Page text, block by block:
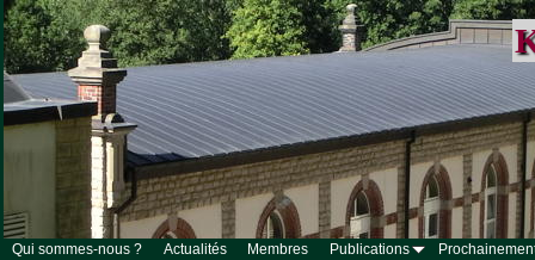
Qui sommes-nous ? Actualités Membres Publications